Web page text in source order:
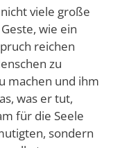
viele große
wie ein
reichen
zu
machen und ihm
was er tut,
für die Seele
sondern